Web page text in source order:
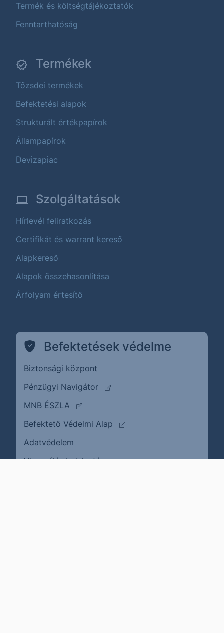
Termék és költségtájékoztatók
Fenntarthatóság
Termékek
Tőzsdei termékek
Befektetési alapok
Strukturált értékpapírok
Állampapírok
Devizapiac
Szolgáltatások
Hírlevél feliratkozás
Certifikát és warrant kereső
Alapkereső
Alapok összehasonlítása
Árfolyam értesítő
Befektetések védelme
Biztonsági központ
Pénzügyi Navigátor
(külső oldalra ugrik)
MNB ÉSZLA
(külső oldalra ugrik)
Befektető Védelmi Alap
(külső oldalra ugrik)
Adatvédelem
Visszaélés bejelentése(külső oldalra ugrik)